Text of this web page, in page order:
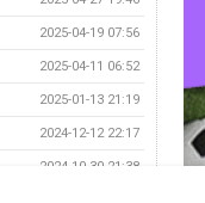
2025-04-19 07:56
2025-04-11 06:52
2025-01-13 21:19
2024-12-12 22:17
2024-10-30 21:38